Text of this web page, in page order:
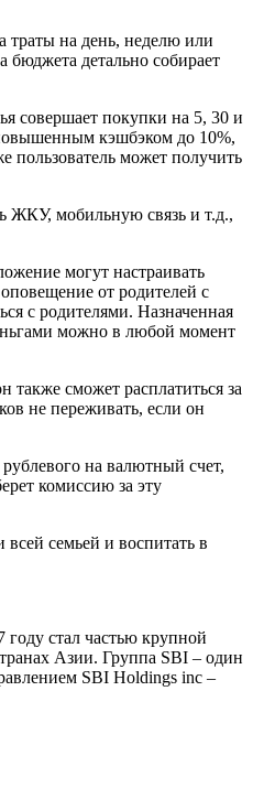
траты на день, неделю или
детально собирает
совершает покупки на 5, 30 и
кэшбэком до 10%,
пользователь может получить
ЖКУ, мобильную связь и т.д.,
могут настраивать
от родителей с
с родителями. Назначенная
можно в любой момент
сможет расплатиться за
не переживать, если он
на валютный счет,
комиссию за эту
семьей и воспитать в
стал частью крупной
Азии. Группа SBI – один
SBI Holdings inc –